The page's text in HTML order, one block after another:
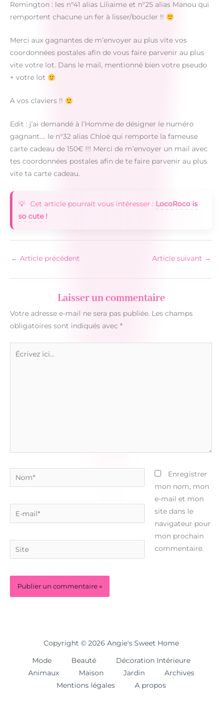
Remington : les n°41 alias Liliaime et n°25 alias Manou qui
remportent chacune un fer à lisser/boucler !!
Merci aux gagnantes de m’envoyer au plus vite vos
coordonnées postales afin de vous faire parvenir au plus
vite votre lot. Dans le mail, mentionné bien votre pseudo
+ votre lot
A vos claviers !!
Edit : j’ai demandé à l’Homme de désigner le numéro
gagnant…. le n°32 alias Chloé qui remporte la fameuse
carte cadeau de 150€ !!! Merci de m’envoyer un mail avec
tes coordonnées postales afin de te faire parvenir au plus
vite ta carte cadeau.
Cet article pourrait vous intéresser : LocoRoco is
so cute !
← Article précédent Article suivant →
Laisser un commentaire
Votre adresse e-mail ne sera pas publiée. Les champs
obligatoires sont indiqués avec *
Nom*
E-
mail*
Site
Enregistrer
mon nom, mon
e-mail et mon
site dans le
navigateur pour
mon prochain
commentaire.
Copyright © 2026 Angie's Sweet Home
Mode Beauté
Décoration Intérieure
Animaux
Maison Jardin
Archives
Mentions légales
A propos